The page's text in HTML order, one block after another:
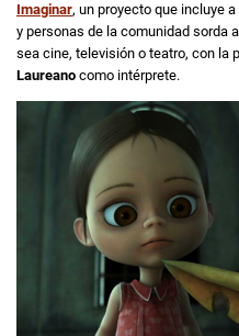
Imaginar, un proyecto que incluye
y personas de la comunidad sorda
sea cine, televisión o teatro, con la
Laureano como intérprete.